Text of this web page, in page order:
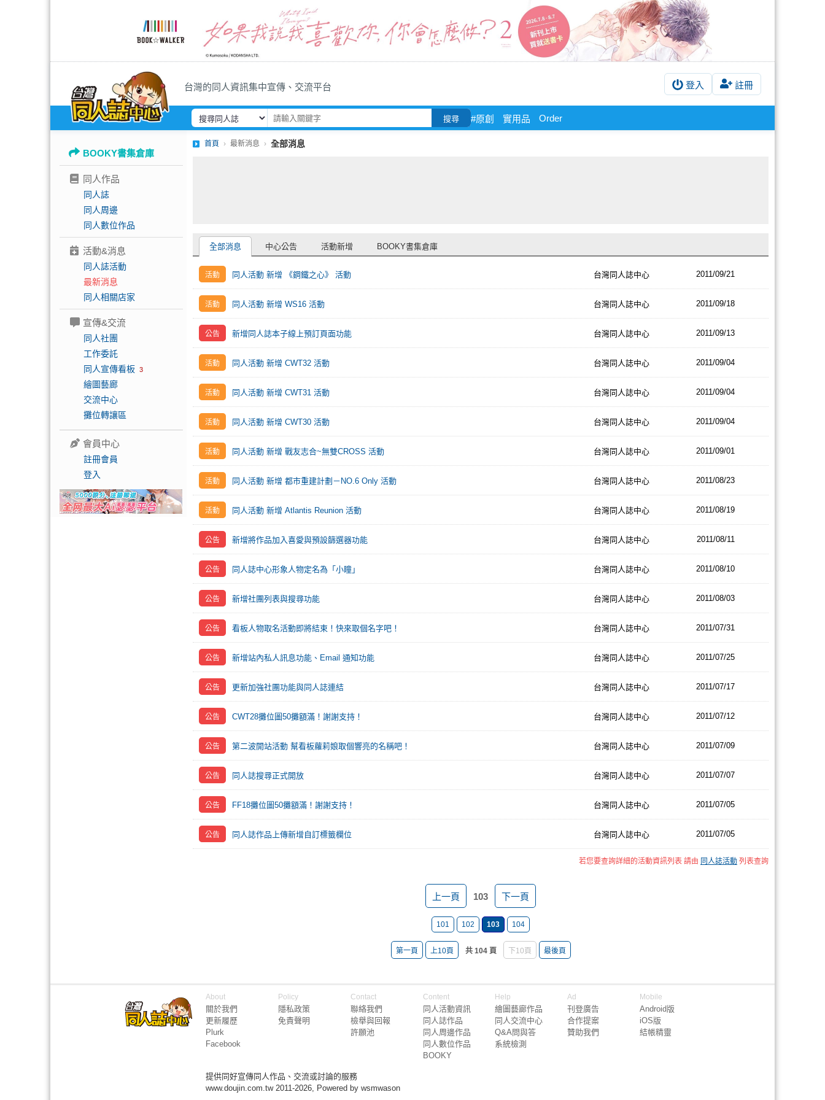
台灣的同人資訊集中宣傳、交流平台 登入 註冊
搜尋 #原創 實用品 Order
BOOKY書集倉庫
同人作品
同人誌
同人周邊
同人數位作品
活動&消息
同人誌活動
最新消息
同人相關店家
宣傳&交流
同人社團
工作委託
同人宣傳看板 3
繪圖藝廊
交流中心
攤位轉讓區
會員中心
註冊會員
登入
首頁 最新消息 全部消息
全部消息 中心公告 活動新增 BOOKY書集倉庫
同人活動 新增 《鋼鐵之心》 活動 台灣同人誌中心 2011/09/21
同人活動 新增 WS16 活動 台灣同人誌中心 2011/09/18
新增同人誌本子線上預訂頁面功能 台灣同人誌中心 2011/09/13
同人活動 新增 CWT32 活動 台灣同人誌中心 2011/09/04
同人活動 新增 CWT31 活動 台灣同人誌中心 2011/09/04
同人活動 新增 CWT30 活動 台灣同人誌中心 2011/09/04
同人活動 新增 戰友志合~無雙CROSS 活動 台灣同人誌中心 2011/09/01
同人活動 新增 都市重建計劃－NO.6 Only 活動 台灣同人誌中心 2011/08/23
同人活動 新增 Atlantis Reunion 活動 台灣同人誌中心 2011/08/19
新增將作品加入喜愛與預設篩選器功能 台灣同人誌中心 2011/08/11
同人誌中心形象人物定名為「小瞳」 台灣同人誌中心 2011/08/10
新增社團列表與搜尋功能 台灣同人誌中心 2011/08/03
看板人物取名活動即將結束！快來取個名字吧！ 台灣同人誌中心 2011/07/31
新增站內私人訊息功能、Email 通知功能 台灣同人誌中心 2011/07/25
更新加強社團功能與同人誌連結 台灣同人誌中心 2011/07/17
CWT28攤位圖50攤額滿！謝謝支持！ 台灣同人誌中心 2011/07/12
第二波開站活動 幫看板蘿莉娘取個響亮的名稱吧！ 台灣同人誌中心 2011/07/09
同人誌搜尋正式開放 台灣同人誌中心 2011/07/07
FF18攤位圖50攤額滿！謝謝支持！ 台灣同人誌中心 2011/07/05
同人誌作品上傳新增自訂標籤欄位 台灣同人誌中心 2011/07/05
若您要查詢詳細的活動資訊列表 請由 同人誌活動 列表查詢
上一頁 103 下一頁
101 102 103 104
第一頁 上10頁 共 104 頁 下10頁 最後頁
About
關於我們
更新履歷
Plurk
Facebook
Policy
隱私政策
免責聲明
Contact
聯絡我們
檢舉與回報
許願池
Content
同人活動資訊
同人誌作品
同人周邊作品
同人數位作品
BOOKY
Help
繪圖藝廊作品
同人交流中心
Q&A問與答
系統檢測
Ad
刊登廣告
合作提案
贊助我們
Mobile
Android版
iOS版
結帳精靈
提供同好宣傳同人作品、交流或討論的服務
www.doujin.com.tw 2011-2026, Powered by wsmwason